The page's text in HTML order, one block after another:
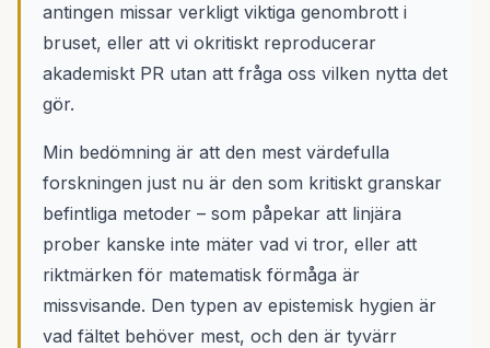
antingen missar verkligt viktiga genombrott i
bruset, eller att vi okritiskt reproducerar
akademiskt PR utan att fråga oss vilken nytta det
gör.
Min bedömning är att den mest värdefulla
forskningen just nu är den som kritiskt granskar
befintliga metoder – som påpekar att linjära
prober kanske inte mäter vad vi tror, eller att
riktmärken för matematisk förmåga är
missvisande. Den typen av epistemisk hygien är
vad fältet behöver mest, och den är tyvärr